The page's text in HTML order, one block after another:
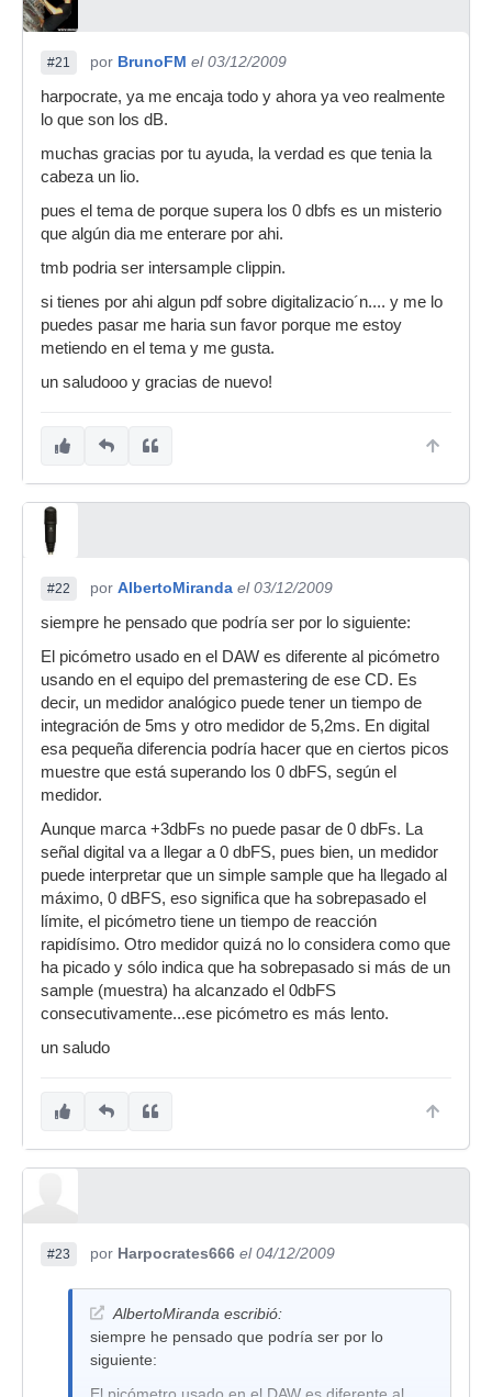
#21 por BrunoFM el 03/12/2009
harpocrate, ya me encaja todo y ahora ya veo realmente
lo que son los dB.
muchas gracias por tu ayuda, la verdad es que tenia la
cabeza un lio.
pues el tema de porque supera los 0 dbfs es un misterio
que algún dia me enterare por ahi.
tmb podria ser intersample clippin.
si tienes por ahi algun pdf sobre digitalizacio´n.... y me lo
puedes pasar me haria sun favor porque me estoy
metiendo en el tema y me gusta.
un saludooo y gracias de nuevo!
#22 por AlbertoMiranda el 03/12/2009
siempre he pensado que podría ser por lo siguiente:
El picómetro usado en el DAW es diferente al picómetro
usando en el equipo del premastering de ese CD. Es
decir, un medidor analógico puede tener un tiempo de
integración de 5ms y otro medidor de 5,2ms. En digital
esa pequeña diferencia podría hacer que en ciertos picos
muestre que está superando los 0 dbFS, según el
medidor.
Aunque marca +3dbFs no puede pasar de 0 dbFs. La
señal digital va a llegar a 0 dbFS, pues bien, un medidor
puede interpretar que un simple sample que ha llegado al
máximo, 0 dBFS, eso significa que ha sobrepasado el
límite, el picómetro tiene un tiempo de reacción
rapidísimo. Otro medidor quizá no lo considera como que
ha picado y sólo indica que ha sobrepasado si más de un
sample (muestra) ha alcanzado el 0dbFS
consecutivamente...ese picómetro es más lento.
un saludo
#23 por Harpocrates666 el 04/12/2009
AlbertoMiranda escribió:
siempre he pensado que podría ser por lo
siguiente: